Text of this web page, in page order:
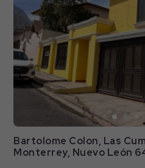
Bartolome Colon, Las
Monterrey, Nuevo León